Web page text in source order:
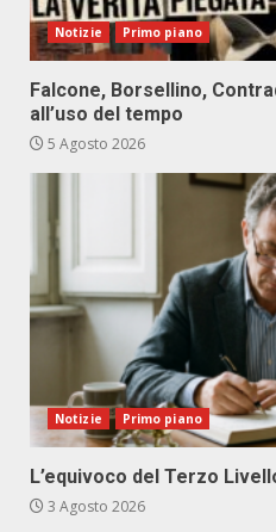
Notizie Primo piano
Falcone, Borsellino,
all’uso del tempo
5 Agosto 2026
Notizie Primo piano
L’equivoco del Terzo
3 Agosto 2026